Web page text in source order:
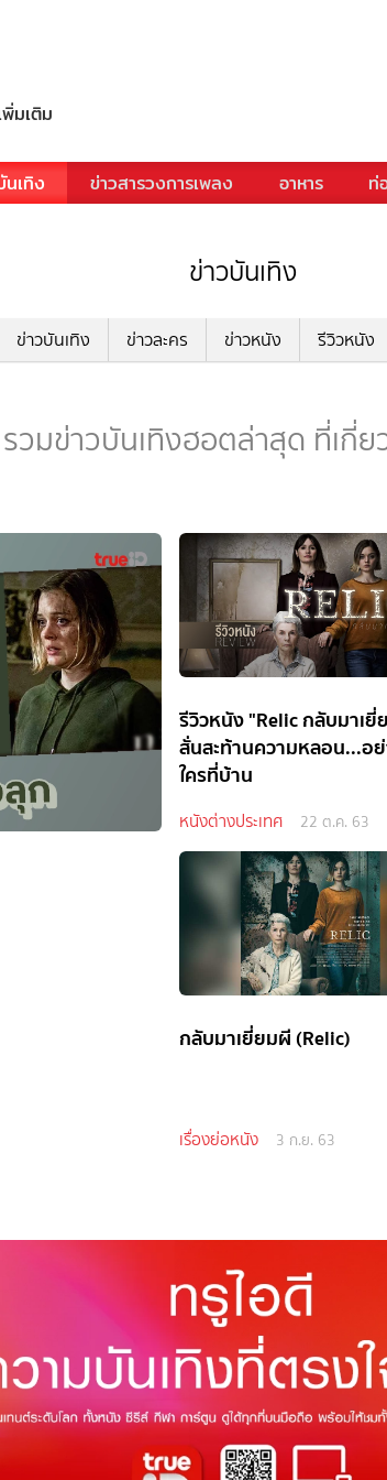
พิ่มเติม
นเทิง ข่าวสารวงการเพลง อาหาร ท่
ข่าวบันเทิง
ข่าวบันเทิง ข่าวละคร ข่าวหนัง รีวิวหนัง
วมข่าวบันเทิงฮอตล่าสุด ที่เกี่
รีวิวหนัง "Relic กลับมาเ
สั่นสะท้านความหลอน...อ
ใครที่บ้าน
หนังต่างประเทศ 22 ต.ค. 63
กลับมาเยี่ยมผี (Relic)
เรื่องย่อหนัง 3 ก.ย. 63